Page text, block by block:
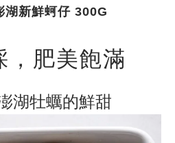
湖新鮮蚵仔 300G
，肥美飽滿
湖牡蠣的鮮甜